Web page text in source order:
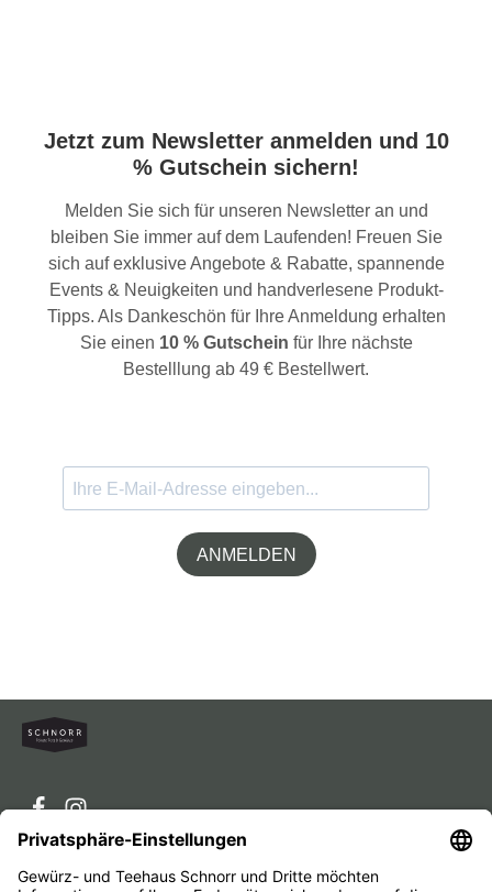
Jetzt zum Newsletter anmelden und 10
% Gutschein sichern!
Melden Sie sich für unseren Newsletter an und
bleiben Sie immer auf dem Laufenden! Freuen Sie
sich auf exklusive Angebote & Rabatte, spannende
Events & Neuigkeiten und handverlesene Produkt-
Tipps. Als Dankeschön für Ihre Anmeldung erhalten
Sie einen 10 % Gutschein für Ihre nächste
Bestelllung ab 49 € Bestellwert.
ANMELDEN
Service-Hotline